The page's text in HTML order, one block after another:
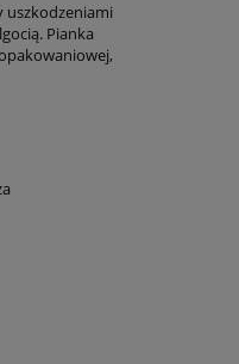
uszkodzeniami
Pianka